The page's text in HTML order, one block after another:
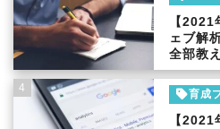
【
ェブ解
全部教
4
育成
【